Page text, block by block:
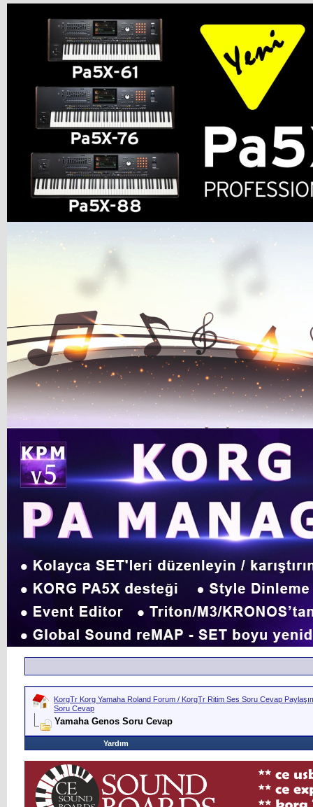
KorgTr Korg Yamaha Roland Forum / KorgTr Ritim Ses Soru Cevap
Soru Cevap
Yamaha Genos Soru Cevap
Yardım